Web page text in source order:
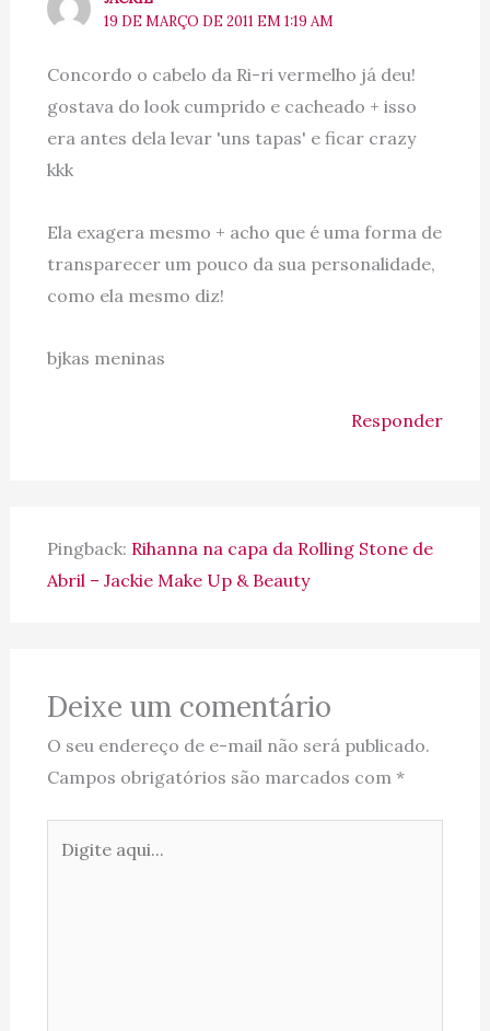
19 DE MARÇO DE 2011 EM 1:19 AM
Concordo o cabelo da Ri-ri vermelho já deu!
gostava do look cumprido e cacheado + isso
era antes dela levar 'uns tapas' e ficar crazy
kkk
Ela exagera mesmo + acho que é uma forma de
transparecer um pouco da sua personalidade,
como ela mesmo diz!
bjkas meninas
Responder
Pingback: Rihanna na capa da Rolling Stone de
Abril – Jackie Make Up & Beauty
Deixe um comentário
O seu endereço de e-mail não será publicado.
Campos obrigatórios são marcados com *
aqui...